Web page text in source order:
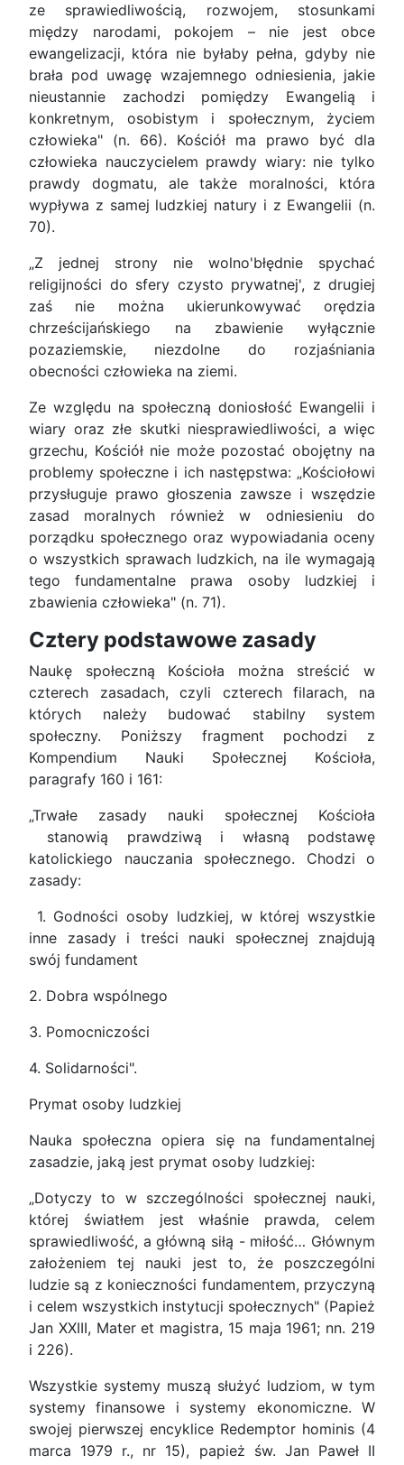
ze sprawiedliwością, rozwojem, stosunkami
między narodami, pokojem – nie jest obce
ewangelizacji, która nie byłaby pełna, gdyby nie
brała pod uwagę wzajemnego odniesienia, jakie
nieustannie zachodzi pomiędzy Ewangelią i
konkretnym, osobistym i społecznym, życiem
człowieka" (n. 66). Kościół ma prawo być dla
człowieka nauczycielem prawdy wiary: nie tylko
prawdy dogmatu, ale także moralności, która
wypływa z samej ludzkiej natury i z Ewangelii (n.
70).
„Z jednej strony nie wolno'błędnie spychać
religijności do sfery czysto prywatnej', z drugiej
zaś nie można ukierunkowywać orędzia
chrześcijańskiego na zbawienie wyłącznie
pozaziemskie, niezdolne do rozjaśniania
obecności człowieka na ziemi.
Ze względu na społeczną doniosłość Ewangelii i
wiary oraz złe skutki niesprawiedliwości, a więc
grzechu, Kościół nie może pozostać obojętny na
problemy społeczne i ich następstwa: „Kościołowi
przysługuje prawo głoszenia zawsze i wszędzie
zasad moralnych również w odniesieniu do
porządku społecznego oraz wypowiadania oceny
o wszystkich sprawach ludzkich, na ile wymagają
tego fundamentalne prawa osoby ludzkiej i
zbawienia człowieka" (n. 71).
Cztery podstawowe zasady
Naukę społeczną Kościoła można streścić w
czterech zasadach, czyli czterech filarach, na
których należy budować stabilny system
społeczny. Poniższy fragment pochodzi z
Kompendium Nauki Społecznej Kościoła,
paragrafy 160 i 161:
„Trwałe zasady nauki społecznej Kościoła
stanowią prawdziwą i własną podstawę
katolickiego nauczania społecznego. Chodzi o
zasady:
1. Godności osoby ludzkiej, w której wszystkie
inne zasady i treści nauki społecznej znajdują
swój fundament
2. Dobra wspólnego
3. Pomocniczości
4. Solidarności".
Prymat osoby ludzkiej
Nauka społeczna opiera się na fundamentalnej
zasadzie, jaką jest prymat osoby ludzkiej:
„Dotyczy to w szczególności społecznej nauki,
której światłem jest właśnie prawda, celem
sprawiedliwość, a główną siłą - miłość… Głównym
założeniem tej nauki jest to, że poszczególni
ludzie są z konieczności fundamentem, przyczyną
i celem wszystkich instytucji społecznych" (Papież
Jan XXIII, Mater et magistra, 15 maja 1961; nn. 219
i 226).
Wszystkie systemy muszą służyć ludziom, w tym
systemy finansowe i systemy ekonomiczne. W
swojej pierwszej encyklice Redemptor hominis (4
marca 1979 r., nr 15), papież św. Jan Paweł II